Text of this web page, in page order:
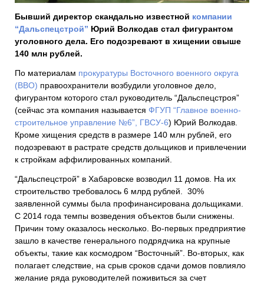
Бывший директор скандально известной компании
“Дальспецстрой” Юрий Волкодав стал фигурантом
уголовного дела. Его подозревают в хищении свыше
140 млн рублей.
По материалам прокуратуры Восточного военного округа
(ВВО) правоохранители возбудили уголовное дело,
фигурантом которого стал руководитель “Дальспецстроя”
(сейчас эта компания называется ФГУП “Главное военно-
строительное управление №6”, ГВСУ-6) Юрий Волкодав.
Кроме хищения средств в размере 140 млн рублей, его
подозревают в растрате средств дольщиков и привлечении
к стройкам аффилированных компаний.
“Дальспецстрой” в Хабаровске возводил 11 домов. На их
строительство требовалось 6 млрд рублей. 30%
заявленной суммы была профинансирована дольщиками.
С 2014 года темпы возведения объектов были снижены.
Причин тому оказалось несколько. Во-первых предприятие
зашло в качестве генерального подрядчика на крупные
объекты, такие как космодром “Восточный”. Во-вторых, как
полагает следствие, на срыв сроков сдачи домов повлияло
желание ряда руководителей поживиться за счет